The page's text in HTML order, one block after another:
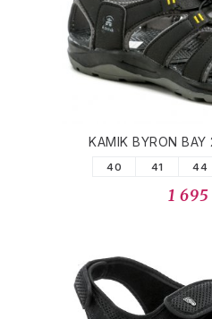
KAMIK BYRON
40 41 44
1